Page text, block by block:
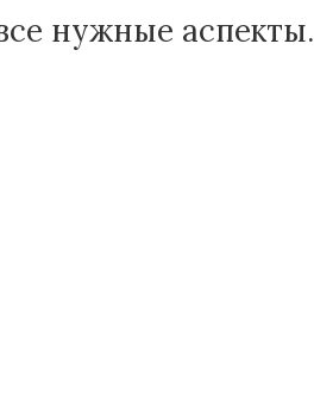
нужные аспекты.